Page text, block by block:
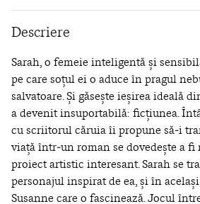
Descriere
Sarah, o femeie inteligentă și
pe care soțul eio aduce în pragul
salvatoare. Și găsește ieșirea ideală
a devenit insuportabilă: ficțiunea.
cuscriitorul căruia îi propune să‑i
viață într‑un roman se dovedește a
proiect artistic interesant. Sarahse
personajul inspirat de ea, și în
Susanne care o fascinează. Jocul